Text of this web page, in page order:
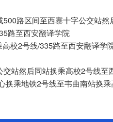
路区间至西寨十字公交站
路至西安翻译学院
校2号线/335路至西安翻译学
站然后同站换乘高校2号线至
乘地铁2号线至韦曲南站换